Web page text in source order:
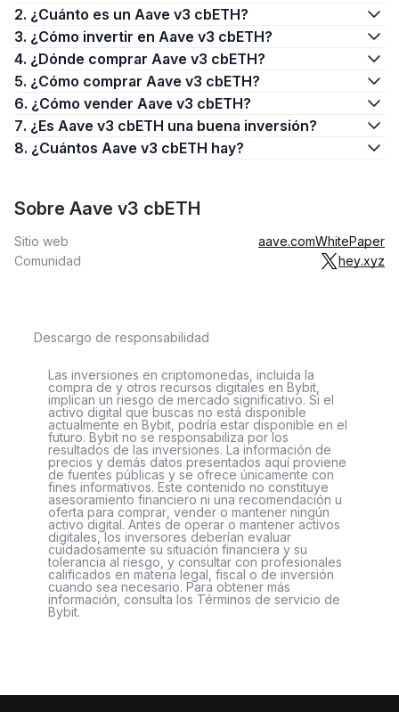
2. ¿Cuánto es un Aave v3 cbETH?
3. ¿Cómo invertir en Aave v3 cbETH?
4. ¿Dónde comprar Aave v3 cbETH?
5. ¿Cómo comprar Aave v3 cbETH?
6. ¿Cómo vender Aave v3 cbETH?
7. ¿Es Aave v3 cbETH una buena inversión?
8. ¿Cuántos Aave v3 cbETH hay?
Sobre Aave v3 cbETH
Sitio web aave.comWhitePaper
Comunidad
hey.xyz
Descargo de responsabilidad
Las inversiones en criptomonedas, incluida la
compra de y otros recursos digitales en Bybit,
implican un riesgo de mercado significativo. Si el
activo digital que buscas no está disponible
actualmente en Bybit, podría estar disponible en el
futuro. Bybit no se responsabiliza por los
resultados de las inversiones. La información de
precios y demás datos presentados aquí proviene
de fuentes públicas y se ofrece únicamente con
fines informativos. Este contenido no constituye
asesoramiento financiero ni una recomendación u
oferta para comprar, vender o mantener ningún
activo digital. Antes de operar o mantener activos
digitales, los inversores deberían evaluar
cuidadosamente su situación financiera y su
tolerancia al riesgo, y consultar con profesionales
calificados en materia legal, fiscal o de inversión
cuando sea necesario. Para obtener más
información, consulta los Términos de servicio de
Bybit.